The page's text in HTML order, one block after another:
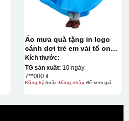
Áo mưa quà tặng in logo
cánh dơi trẻ em vải tổ ong
KQ-AM11
Kích thước:
TG sản xuất: 10 ngày
7**000 ₫
Đăng kýhoặc Đăng nhậpđể xem giá